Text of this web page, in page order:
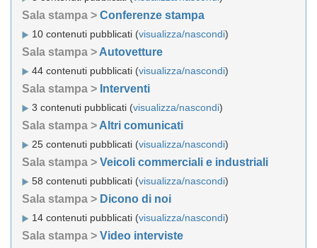
Sala stampa > Conferenze stampa
10 contenuti pubblicati (visualizza/nascondi)
Sala stampa > Autovetture
44 contenuti pubblicati (visualizza/nascondi)
Sala stampa > Interventi
3 contenuti pubblicati (visualizza/nascondi)
Sala stampa > Altri comunicati
25 contenuti pubblicati (visualizza/nascondi)
Sala stampa > Veicoli commerciali e industriali
58 contenuti pubblicati (visualizza/nascondi)
Sala stampa > Dicono di noi
14 contenuti pubblicati (visualizza/nascondi)
Sala stampa > Video interviste